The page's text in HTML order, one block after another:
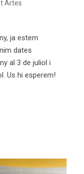
Artes
ja estem
dates
al 3 de juliol i
Us hi esperem!